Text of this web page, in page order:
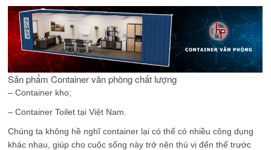
Sản phẩm Container văn phòng chất lượng
– Container kho;
– Container Toilet tại Việt Nam.
Chúng ta không hề nghĩ container lại có thể có nhiều công dụng
khác nhau, giúp cho cuộc sống này trở nên thú vị đến thế trước